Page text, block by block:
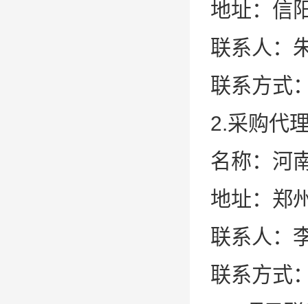
地址：信
联系人：
联系方式
2.采购代
名称：河
地址：郑
联系人：
联系方式